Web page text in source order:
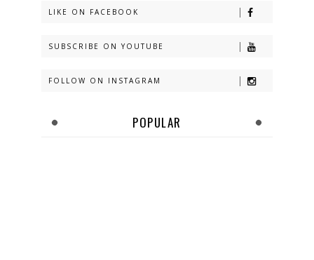
LIKE ON FACEBOOK
SUBSCRIBE ON YOUTUBE
FOLLOW ON INSTAGRAM
POPULAR